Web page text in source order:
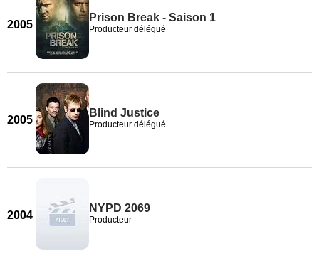
2005
Prison Break - Saison 1
Producteur délégué
2005
Blind Justice
Producteur délégué
2004
NYPD 2069
Producteur